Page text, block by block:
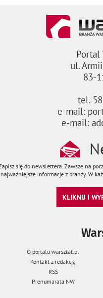
Portal
ul.
83-
tel.
e-mail:
e-mail:
się do newslettera. Zawsze na
najważniejsze informacje z branży. W
KLIKNIJ I
O portalu warsztat.pl
Kontakt z redakcją
RSS
Prenumarata NW